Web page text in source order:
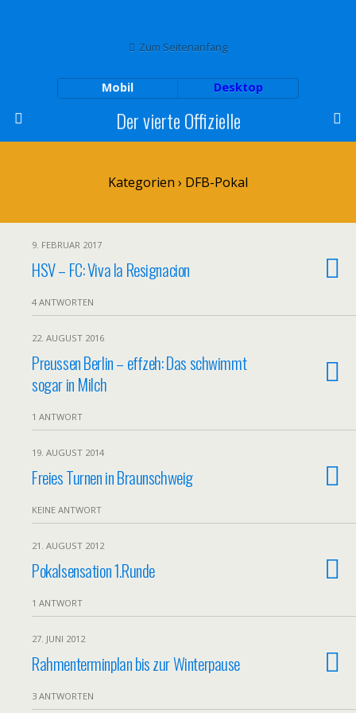
Zum Seitenanfang
Mobil Desktop
Der vierte Offizielle
Kategorien › DFB-Pokal
9. FEBRUAR 2017
HSV – FC: Viva la Resignacion
4 ANTWORTEN
22. AUGUST 2016
Preussen Berlin – effzeh: Das schwimmt
sogar in Milch
1 ANTWORT
19. AUGUST 2014
Freies Turnen in Braunschweig
KEINE ANTWORT
21. AUGUST 2012
Pokalsensation 1.Runde
1 ANTWORT
27. JUNI 2012
Rahmenterminplan bis zur Winterpause
3 ANTWORTEN